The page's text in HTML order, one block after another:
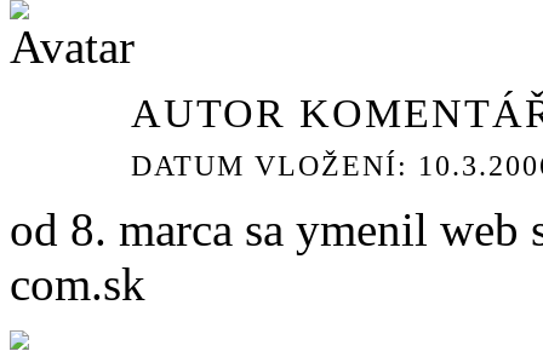
AUTOR
DATUM VLOŽENÍ:
od 8. marca sa ymenil
com.sk